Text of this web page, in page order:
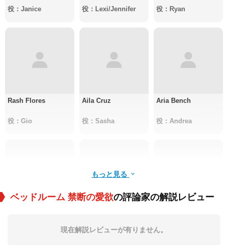
役：Janice 役：Lexi/Jennifer 役：Ryan
Rash Flores
役：Gio
Aila Cruz
役：Sasha
Aria Bench
役：Andrea
役：Security Guard
役：Bouncer
役：Bouncer
もっと見る
ベッドルーム 禁断の愛欲の評論家の解説レビュー
現在解説レビューが有りません。